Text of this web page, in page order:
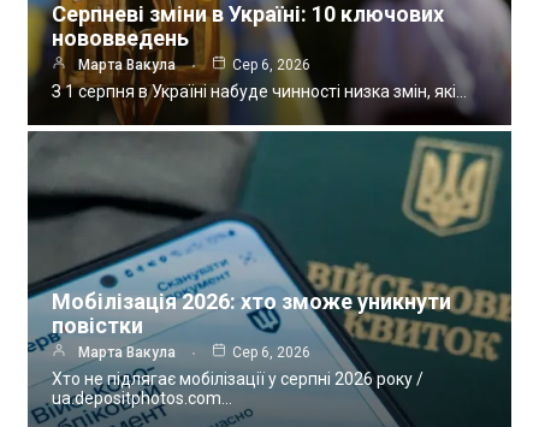
Серпневі зміни в Україні: 10 ключових
нововведень
Марта Вакула Сер 6, 2026
З 1 серпня в Україні набуде чинності низка змін, які…
Мобілізація 2026: хто зможе уникнути
повістки
Марта Вакула Сер 6, 2026
Хто не підлягає мобілізації у серпні 2026 року /
ua.depositphotos.com…